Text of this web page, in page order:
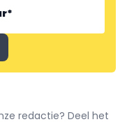
*
redactie? Deel het